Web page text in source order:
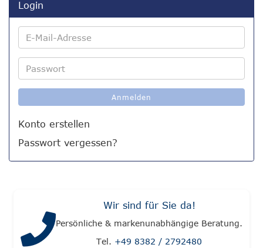
Login
E-
Mail-
Passwort
Anmelden
Konto erstellen
Passwort vergessen?
Wir sind für Sie da!
Persönliche & markenunabhängige Beratung.
Tel. +49 8382 / 2792480